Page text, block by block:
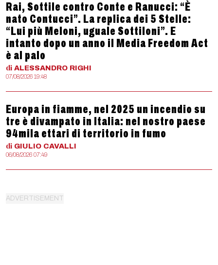
Rai, Sottile contro Conte e Ranucci: “È
nato Contucci”. La replica dei 5 Stelle:
“Lui più Meloni, uguale Sottiloni”. E
intanto dopo un anno il Media Freedom Act
è al palo
di ALESSANDRO RIGHI
07/08/2026 19:48
Europa in fiamme, nel 2025 un incendio su
tre è divampato in Italia: nel nostro paese
94mila ettari di territorio in fumo
di GIULIO CAVALLI
06/08/2026 07:49